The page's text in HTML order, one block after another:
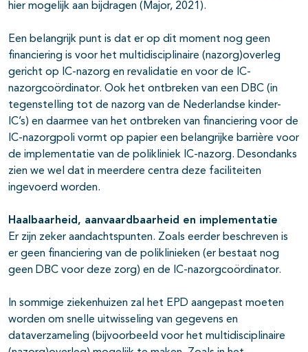
hier mogelijk aan bijdragen (Major, 2021).
Een belangrijk punt is dat er op dit moment nog geen
financiering is voor het multidisciplinaire (nazorg)overleg
gericht op IC-nazorg en revalidatie en voor de IC-
nazorgcoördinator. Ook het ontbreken van een DBC (in
tegenstelling tot de nazorg van de Nederlandse kinder-
IC’s) en daarmee van het ontbreken van financiering voor de
IC-nazorgpoli vormt op papier een belangrijke barrière voor
de implementatie van de polikliniek IC-nazorg. Desondanks
zien we wel dat in meerdere centra deze faciliteiten
ingevoerd worden.
Haalbaarheid, aanvaardbaarheid en implementatie
Er zijn zeker aandachtspunten. Zoals eerder beschreven is
er geen financiering van de poliklinieken (er bestaat nog
geen DBC voor deze zorg) en de IC-nazorgcoördinator.
In sommige ziekenhuizen zal het EPD aangepast moeten
worden om snelle uitwisseling van gegevens en
dataverzameling (bijvoorbeeld voor het multidisciplinaire